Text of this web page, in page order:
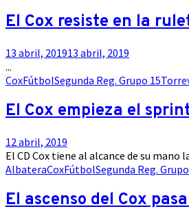
El Cox resiste en la
13 abril, 201913 abril, 2019
...
CoxFútbolSegunda Reg. Grupo 15
El Cox empieza el
12 abril, 2019
El CD Cox tiene al alcance de su
AlbateraCoxFútbolSegunda Reg.
El ascenso del Cox